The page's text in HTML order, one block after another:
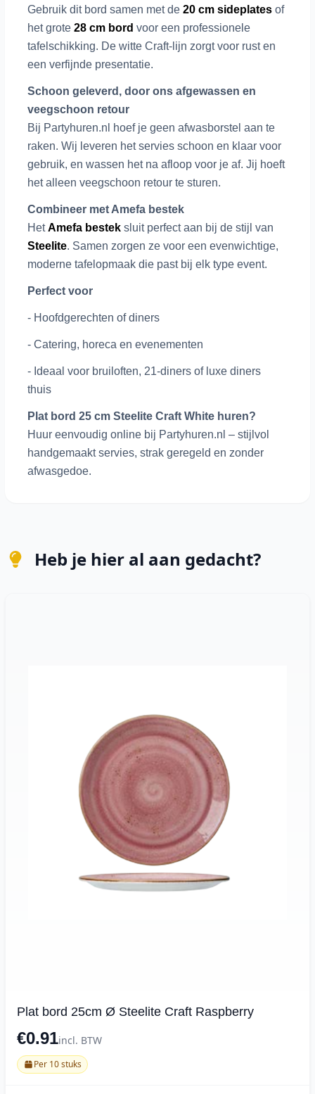
Gebruik dit bord samen met de 20 cm sideplates of
het grote 28 cm bord voor een professionele
tafelschikking. De witte Craft-lijn zorgt voor rust en
een verfijnde presentatie.
Schoon geleverd, door ons afgewassen en
veegschoon retour
Bij Partyhuren.nl hoef je geen afwasborstel aan te
raken. Wij leveren het servies schoon en klaar voor
gebruik, en wassen het na afloop voor je af. Jij hoeft
het alleen veegschoon retour te sturen.
Combineer met Amefa bestek
HetAmefa bestek sluit perfect aan bij de stijl van
Steelite. Samen zorgen ze voor een evenwichtige,
moderne tafelopmaak die past bij elk type event.
Perfect voor
- Hoofdgerechten of diners
- Catering, horeca en evenementen
- Ideaal voor bruiloften, 21-diners of luxe diners
thuis
Plat bord 25 cm Steelite Craft White huren?
Huur eenvoudig online bij Partyhuren.nl – stijlvol
handgemaakt servies, strak geregeld en zonder
afwasgedoe.
Heb je hier al aan gedacht?
Plat bord 25cm Ø Steelite Craft Raspberry
€0.91incl. BTW
Per 10 stuks